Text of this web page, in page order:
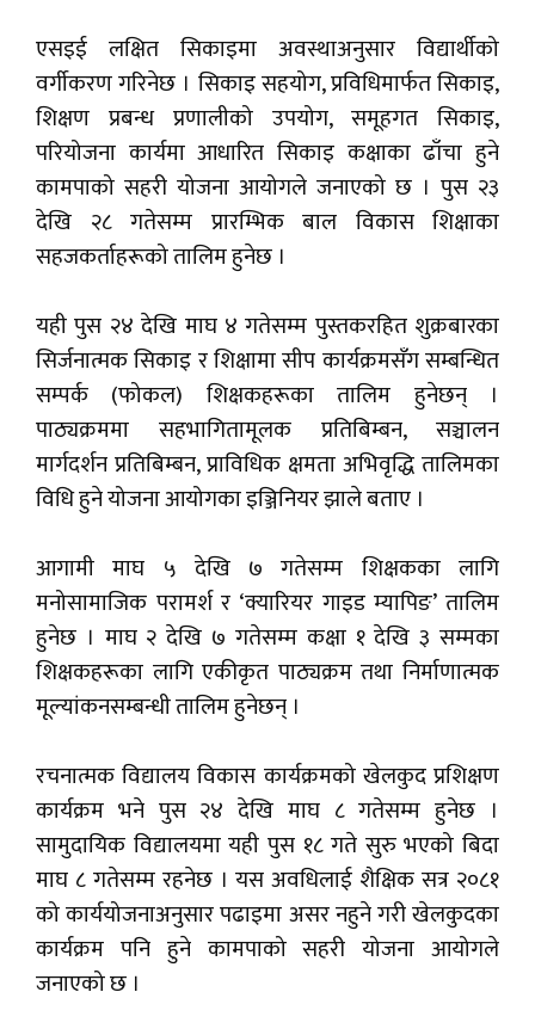
एसइई लक्षित सिकाइमा अवस्थाअनुसार विद्यार्थीको
वर्गीकरण गरिनेछ । सिकाइ सहयोग, प्रविधिमार्फत सिकाइ,
शिक्षण प्रबन्ध प्रणालीको उपयोग, समूहगत सिकाइ,
परियोजना कार्यमा आधारित सिकाइ कक्षाका ढाँचा हुने
कामपाको सहरी योजना आयोगले जनाएको छ । पुस २३
देखि २८ गतेसम्म प्रारम्भिक बाल विकास शिक्षाका
सहजकर्ताहरूको तालिम हुनेछ ।
यही पुस २४ देखि माघ ४ गतेसम्म पुस्तकरहित शुक्रबारका
सिर्जनात्मक सिकाइ र शिक्षामा सीप कार्यक्रमसँग सम्बन्धित
सम्पर्क (फोकल) शिक्षकहरूका तालिम हुनेछन् ।
पाठ्यक्रममा सहभागितामूलक प्रतिबिम्बन, सञ्चालन
मार्गदर्शन प्रतिबिम्बन, प्राविधिक क्षमता अभिवृद्धि तालिमका
विधि हुने योजना आयोगका इञ्जिनियर झाले बताए ।
आगामी माघ ५ देखि ७ गतेसम्म शिक्षकका लागि
मनोसामाजिक परामर्श र ‘क्यारियर गाइड म्यापिङ’ तालिम
हुनेछ । माघ २ देखि ७ गतेसम्म कक्षा १ देखि ३ सम्मका
शिक्षकहरूका लागि एकीकृत पाठ्यक्रम तथा निर्माणात्मक
मूल्यांकनसम्बन्धी तालिम हुनेछन् ।
रचनात्मक विद्यालय विकास कार्यक्रमको खेलकुद प्रशिक्षण
कार्यक्रम भने पुस २४ देखि माघ ८ गतेसम्म हुनेछ ।
सामुदायिक विद्यालयमा यही पुस १८ गते सुरु भएको बिदा
माघ ८ गतेसम्म रहनेछ । यस अवधिलाई शैक्षिक सत्र २०८१
को कार्ययोजनाअनुसार पढाइमा असर नहुने गरी खेलकुदका
कार्यक्रम पनि हुने कामपाको सहरी योजना आयोगले
जनाएको छ ।